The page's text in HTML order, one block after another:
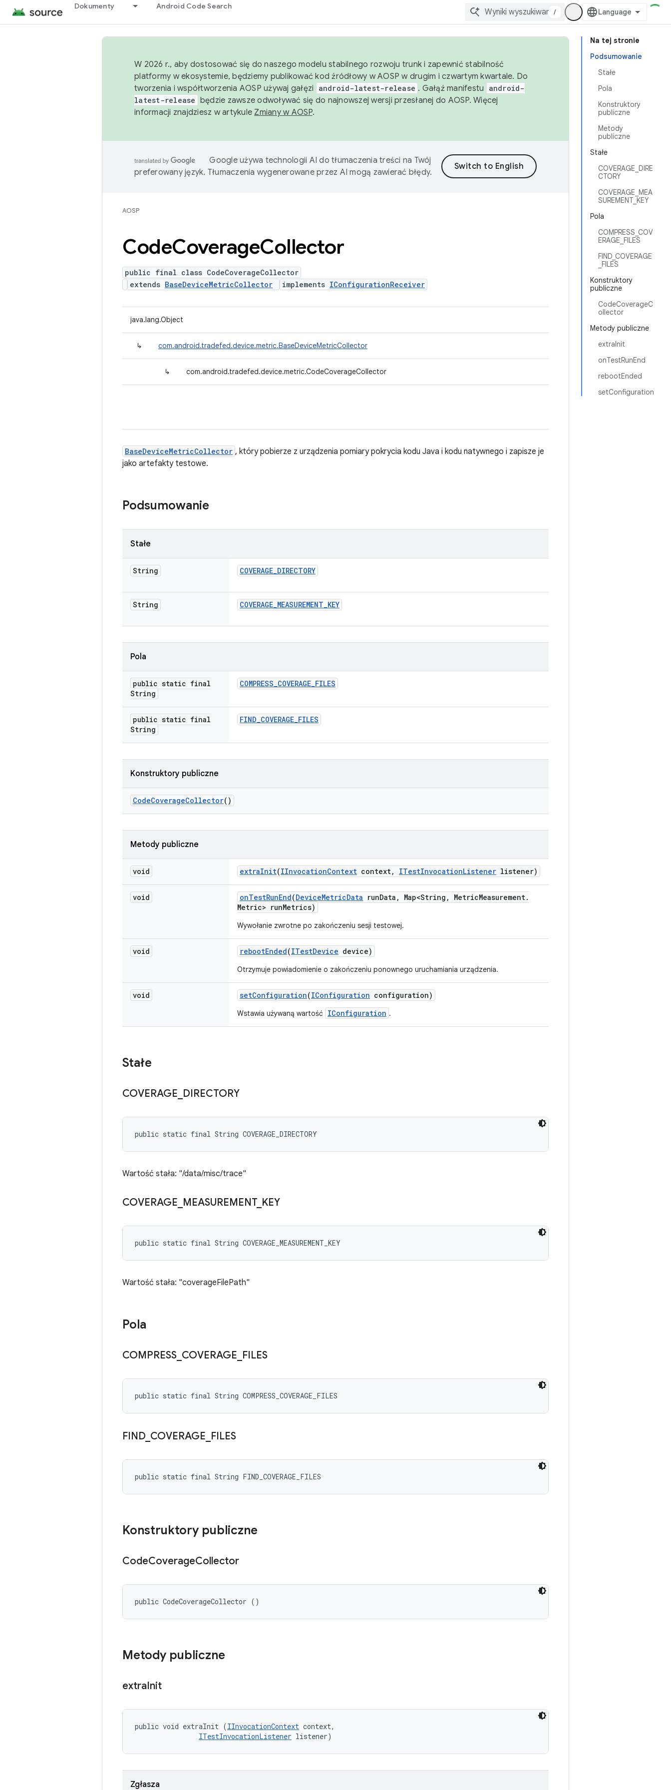
Dokumenty Android Code Search
/
Na tej stronie
Podsumowanie
Stałe
Pola
Konstruktory
publiczne
Metody
publiczne
Stałe
COVERAGE_DIRE
CTORY
COVERAGE_MEA
SUREMENT_KEY
Pola
COMPRESS_COV
ERAGE_FILES
FIND_COVERAGE
_FILES
Konstruktory
publiczne
CodeCoverageC
ollector
Metody publiczne
extraInit
onTestRunEnd
rebootEnded
setConfiguration
W 2026 r., aby dostosować się do naszego modelu stabilnego rozwoju trunk i zapewnić stabilność
platformy w ekosystemie, będziemy publikować kod źródłowy w AOSP w drugim i czwartym kwartale. Do
tworzenia i współtworzenia AOSP używaj gałęzi
android-latest-release . Gałąź manifestu
android-
latest-release będzie zawsze odwoływać się do najnowszej wersji przesłanej do AOSP. Więcej
informacji znajdziesz w artykule Zmiany w AOSP.
Google używa technologii AI do tłumaczenia treści na Twój
preferowany język. Tłumaczenia wygenerowane przez AI mogą zawierać błędy.
AOSP
CodeCoverageCollector
public final class CodeCoverageCollector
extends BaseDeviceMetricCollector implements IConfigurationReceiver
java.lang.Object
↳ com.android.tradefed.device.metric.BaseDeviceMetricCollector
↳ com.android.tradefed.device.metric.CodeCoverageCollector
BaseDeviceMetricCollector , który pobierze z urządzenia pomiary pokrycia kodu Java i kodu natywnego i zapisze je
jako artefakty testowe.
Podsumowanie
Stałe
String COVERAGE_DIRECTORY
String COVERAGE_MEASUREMENT_KEY
Pola
public static final
String
COMPRESS_COVERAGE_FILES
public static final
String
FIND_COVERAGE_FILES
Konstruktory publiczne
CodeCoverageCollector()
Metody publiczne
void extraInit(IInvocationContext context, ITestInvocationListener listener)
void onTestRunEnd(DeviceMetricData runData , Map<String , MetricMeasurement.
Metric> runMetrics)
Wywołanie zwrotne po zakończeniu sesji testowej.
void rebootEnded(ITestDevice device)
Otrzymuje powiadomienie o zakończeniu ponownego uruchamiania urządzenia.
void setConfiguration(IConfiguration configuration)
Wstawia używaną wartość IConfiguration .
Stałe
COVERAGE DIRECTORY
public static final String COVERAGE_DIRECTORY
Wartość stała: "/data/misc/trace"
COVERAGE MEASUREMENT_ KEY
public static final String COVERAGE_MEASUREMENT_KEY
Wartość stała: "coverageFilePath"
Pola
COMPRESS COVERAGE FILES
public static final String COMPRESS_COVERAGE_FILES
FIND COVERAGE FILES
public static final String FIND_COVERAGE_FILES
Konstruktory publiczne
CodeCoverageCollector
public CodeCoverageCollector ()
Metody publiczne
extraInit
public void extraInit (IInvocationContext context,
ITestInvocationListener listener)
Zgłasza